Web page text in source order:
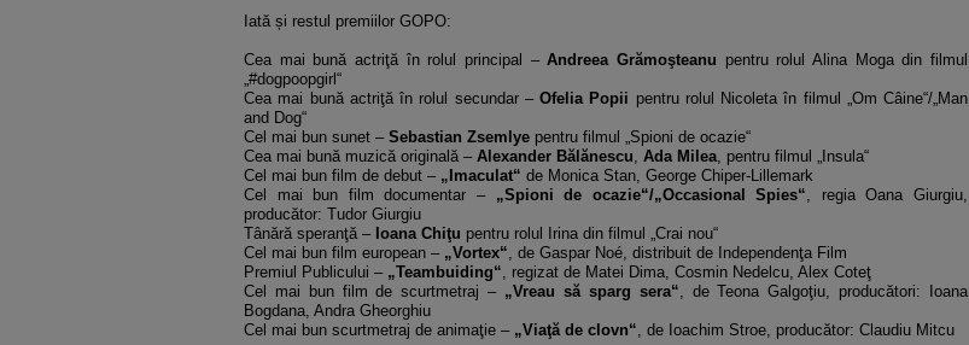
Iată și restul premiilor GOPO:
Cea mai bună actriţă în rolul principal –Andreea Grămoşteanu pentru rolul Alina Moga din filmul
„#dogpoopgirl“
Cea mai bună actriţă în rolul secundar – Ofelia Popii pentru rolul Nicoleta în filmul „Om Câine“/„Man
and Dog“
Cel mai bun sunet – Sebastian Zsemlye pentru filmul „Spioni de ocazie“
Cea mai bună muzică originală – Alexander Bălănescu, Ada Milea, pentru filmul „Insula“
Cel mai bun film de debut – „Imaculat“ de Monica Stan, George Chiper-Lillemark
Cel mai bun film documentar – „Spioni de ocazie“/„Occasional Spies“, regia Oana Giurgiu,
producător: Tudor Giurgiu
Tânără speranţă – Ioana Chiţu pentru rolul Irina din filmul „Crai nou“
Cel mai bun film european – „Vortex“, de Gaspar Noé, distribuit de Independenţa Film
Premiul Publicului – „Teambuiding“, regizat de Matei Dima, Cosmin Nedelcu, Alex Coteţ
Cel mai bun film de scurtmetraj – „Vreau să sparg sera“, de Teona Galgoţiu, producători: Ioana
Bogdana, Andra Gheorghiu
Cel mai bun scurtmetraj de animaţie – „Viaţă de clovn“, de Ioachim Stroe, producător: Claudiu Mitcu